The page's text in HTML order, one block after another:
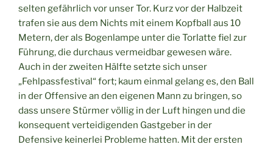
selten gefährlich vor unser Tor. Kurz vor der Halbzeit
trafen sie aus dem Nichts mit einem Kopfball aus 10
Metern, der als Bogenlampe unter die Torlatte fiel zur
Führung, die durchaus vermeidbar gewesen wäre.
Auch in der zweiten Hälfte setzte sich unser
„Fehlpassfestival“ fort; kaum einmal gelang es, den Ball
in der Offensive an den eigenen Mann zu bringen, so
dass unsere Stürmer völlig in der Luft hingen und die
konsequent verteidigenden Gastgeber in der
Defensive keinerlei Probleme hatten. Mit der ersten